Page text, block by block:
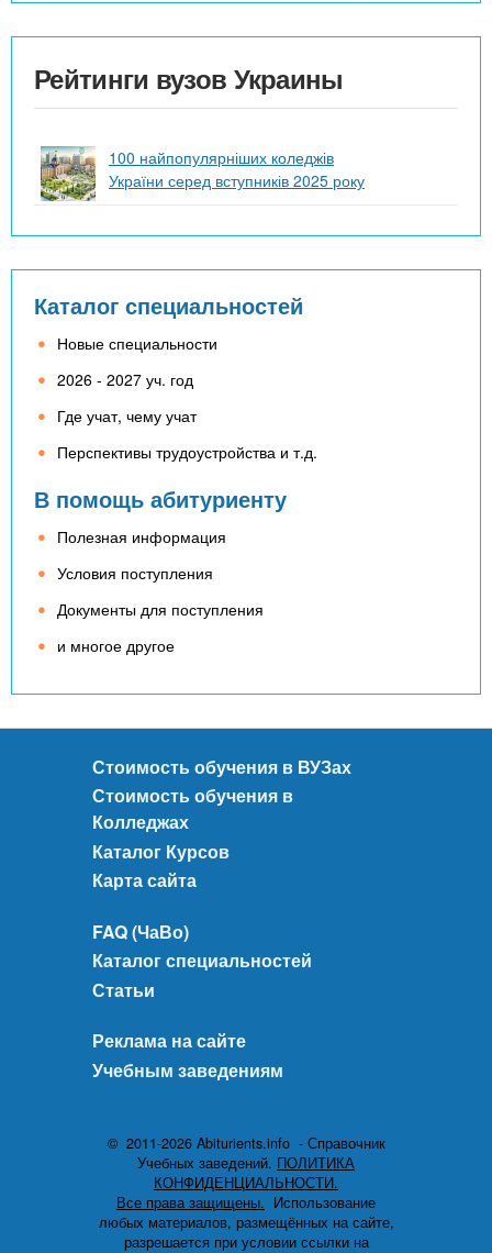
Рейтинги вузов Украины
100 найпопулярніших коледжів
України серед вступників 2025 року
Каталог специальностей
Новые специальности
2026 - 2027 уч. год
Где учат, чему учат
Перспективы трудоустройства и т.д.
В помощь абитуриенту
Полезная информация
Условия поступления
Документы для поступления
и многое другое
Стоимость обучения в ВУЗах
Стоимость обучения в
Колледжах
Каталог Курсов
Карта сайта
FAQ (ЧаВо)
Каталог специальностей
Статьи
Реклама на сайте
Учебным заведениям
© 2011-2026 Abiturients.info - Справочник
Учебных заведений. ПОЛИТИКА
КОНФИДЕНЦИАЛЬНОСТИ.
Все права защищены. Использование
любых материалов, размещённых на сайте,
разрешается при условии ссылки на